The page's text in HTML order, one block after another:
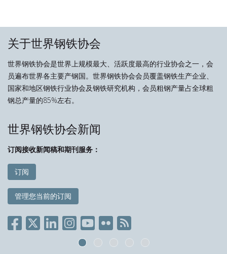
关于世界钢铁协会
世界钢铁协会是世界上规模最大、活跃度最高的行业协会之一，会
员遍布世界各主要产钢国。世界钢铁协会会员覆盖钢铁生产企业、
国家和地区钢铁行业协会及钢铁研究机构，会员粗钢产量占全球粗
钢总产量的85%左右。
世界钢铁协会新闻
订阅接收新闻稿和期刊服务：
订阅
管理您当前的订阅